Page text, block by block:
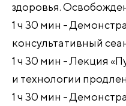
здоровья.
1 ч 30 мин -
консультативный
1 ч 30 мин - Лекция
и технологии
1 ч 30 мин -